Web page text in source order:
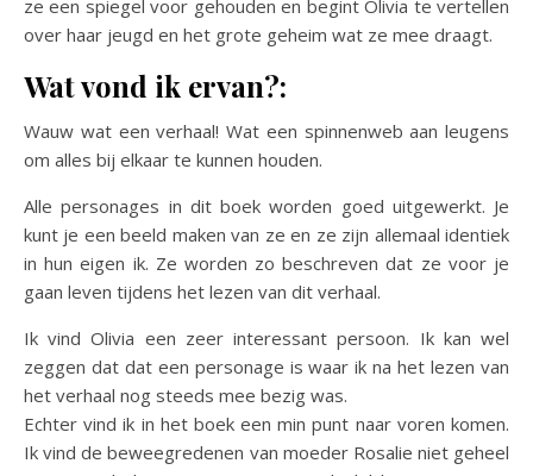
ze een spiegel voor gehouden en begint Olivia te vertellen
over haar jeugd en het grote geheim wat ze mee draagt.
Wat vond ik ervan?:
Wauw wat een verhaal! Wat een spinnenweb aan leugens
om alles bij elkaar te kunnen houden.
Alle personages in dit boek worden goed uitgewerkt. Je
kunt je een beeld maken van ze en ze zijn allemaal identiek
in hun eigen ik. Ze worden zo beschreven dat ze voor je
gaan leven tijdens het lezen van dit verhaal.
Ik vind Olivia een zeer interessant persoon. Ik kan wel
zeggen dat dat een personage is waar ik na het lezen van
het verhaal nog steeds mee bezig was.
Echter vind ik in het boek een min punt naar voren komen.
Ik vind de beweegredenen van moeder Rosalie niet geheel